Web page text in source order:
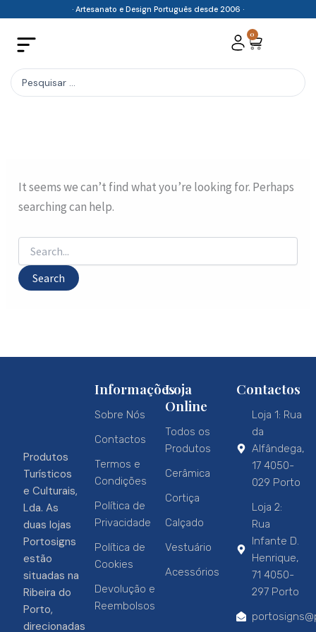
content
· Artesanato e Design Português desde 2006 ·
0
Cart
Search
...
It seems we can’t find what you’re looking for. Perhaps
searching can help.
for:
Produtos
Turísticos
e Culturais,
Lda. As
duas lojas
Portosigns
estão
situadas na
Ribeira do
Porto,
direcionadas
Informações
Sobre Nós
Contactos
Termos e
Condições
Política de
Privacidade
Política de
Cookies
Devolução e
Reembolsos
Loja
Online
Todos os
Produtos
Cerâmica
Cortiça
Calçado
Vestuário
Acessórios
Contactos
Loja 1: Rua
da
Alfândega,
17 4050-
029 Porto
Loja 2:
Rua
Infante D.
Henrique,
71 4050-
297 Porto